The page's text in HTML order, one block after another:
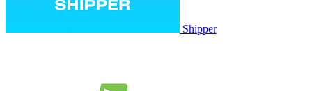
Shipper